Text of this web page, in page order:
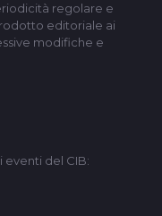
regolare e
editoriale ai
modifiche e
eventi del CIB: